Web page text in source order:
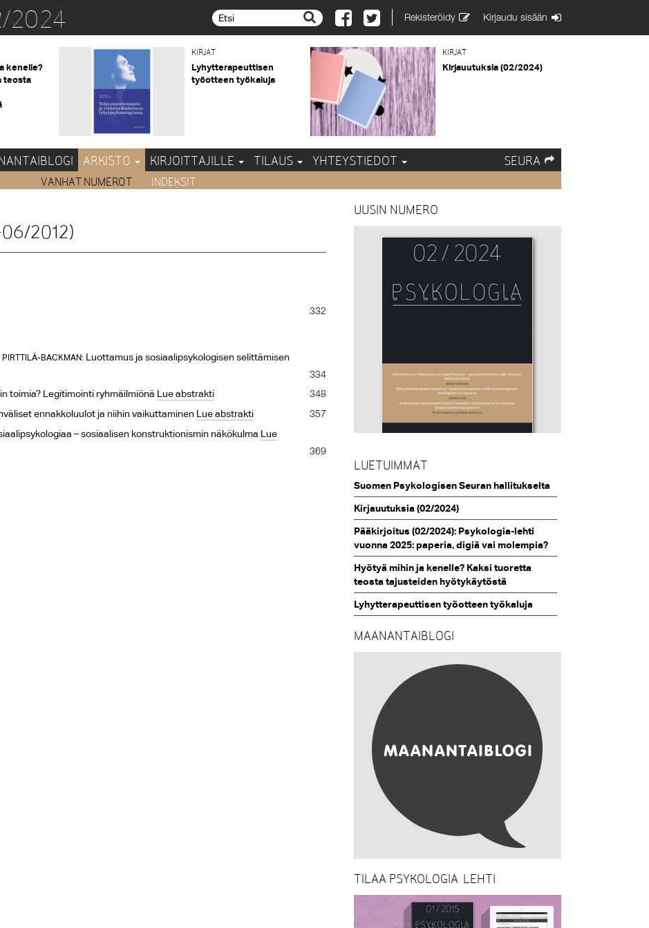
Etsi... Rekisteröidy Kirjaudu sisään
2024
kenelle?
teosta
KIRJAT
Lyhytterapeuttisen
työotteen työkaluja
KIRJAT
Kirjauutuksia (02/2024)
ARKISTO KIRJOITTAJILLE TILAUS YHTEYSTIEDOT SEURA
VANHAT NUMEROT INDEKSIT
06/2012)
332
BACKMAN: Luottamus ja sosiaalipsykologisen selittämisen
334
toimia? Legitimointi ryhmäilmiönä Lue abstrakti 348
ennakkoluulot ja niihin vaikuttaminen Lue abstrakti 357
– sosiaalisen konstruktionismin näkökulma Lue
369
UUSIN NUMERO
LUETUIMMAT
Suomen Psykologisen Seuran hallitukselta
Kirjauutuksia (02/2024)
Pääkirjoitus (02/2024): Psykologia-lehti
vuonna 2025: paperia, digiä vai molempia?
Hyötyä mihin ja kenelle? Kaksi tuoretta
teosta tajusteiden hyötykäytöstä
Lyhytterapeuttisen työotteen työkaluja
MAANANTAIBLOGI
TILAA PSYKOLOGIA-LEHTI